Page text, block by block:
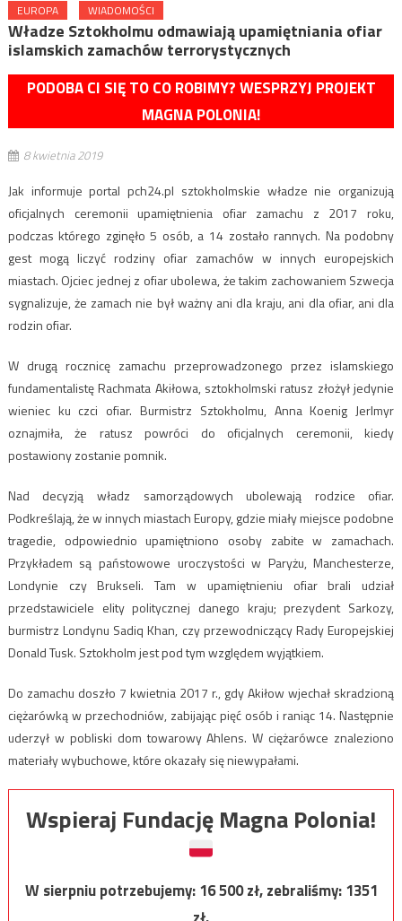
EUROPA WIADOMOŚCI
Władze Sztokholmu odmawiają upamiętniania ofiar
islamskich zamachów terrorystycznych
PODOBA CI SIĘ TO CO ROBIMY? WESPRZYJ PROJEKT
MAGNA POLONIA!
8 kwietnia 2019
Jak informuje portal pch24.pl sztokholmskie władze nie organizują
oficjalnych ceremonii upamiętnienia ofiar zamachu z 2017 roku,
podczas którego zginęło 5 osób, a 14 zostało rannych. Na podobny
gest mogą liczyć rodziny ofiar zamachów w innych europejskich
miastach. Ojciec jednej z ofiar ubolewa, że takim zachowaniem Szwecja
sygnalizuje, że zamach nie był ważny ani dla kraju, ani dla ofiar, ani dla
rodzin ofiar.
W drugą rocznicę zamachu przeprowadzonego przez islamskiego
fundamentalistę Rachmata Akiłowa, sztokholmski ratusz złożył jedynie
wieniec ku czci ofiar. Burmistrz Sztokholmu, Anna Koenig Jerlmyr
oznajmiła, że ratusz powróci do oficjalnych ceremonii, kiedy
postawiony zostanie pomnik.
Nad decyzją władz samorządowych ubolewają rodzice ofiar.
Podkreślają, że w innych miastach Europy, gdzie miały miejsce podobne
tragedie, odpowiednio upamiętniono osoby zabite w zamachach.
Przykładem są państowowe uroczystości w Paryżu, Manchesterze,
Londynie czy Brukseli. Tam w upamiętnieniu ofiar brali udział
przedstawiciele elity politycznej danego kraju; prezydent Sarkozy,
burmistrz Londynu Sadiq Khan, czy przewodniczący Rady Europejskiej
Donald Tusk. Sztokholm jest pod tym względem wyjątkiem.
Do zamachu doszło 7 kwietnia 2017 r., gdy Akiłow wjechał skradzioną
ciężarówką w przechodniów, zabijając pięć osób i raniąc 14. Następnie
uderzył w pobliski dom towarowy Ahlens. W ciężarówce znaleziono
materiały wybuchowe, które okazały się niewypałami.
Wspieraj Fundację Magna Polonia!
W sierpniu potrzebujemy:16 500zł, zebraliśmy:1351